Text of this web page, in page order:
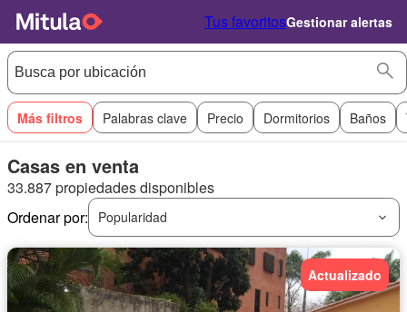
Tus favoritosGestionar alertas
Más filtros Palabras clave Precio Dormitorios Baños
Casas en venta
33.887 propiedades disponibles
Ordenar por:
Popularidad
Actualizado